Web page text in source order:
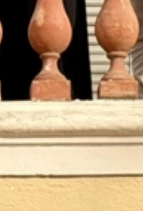
.
.